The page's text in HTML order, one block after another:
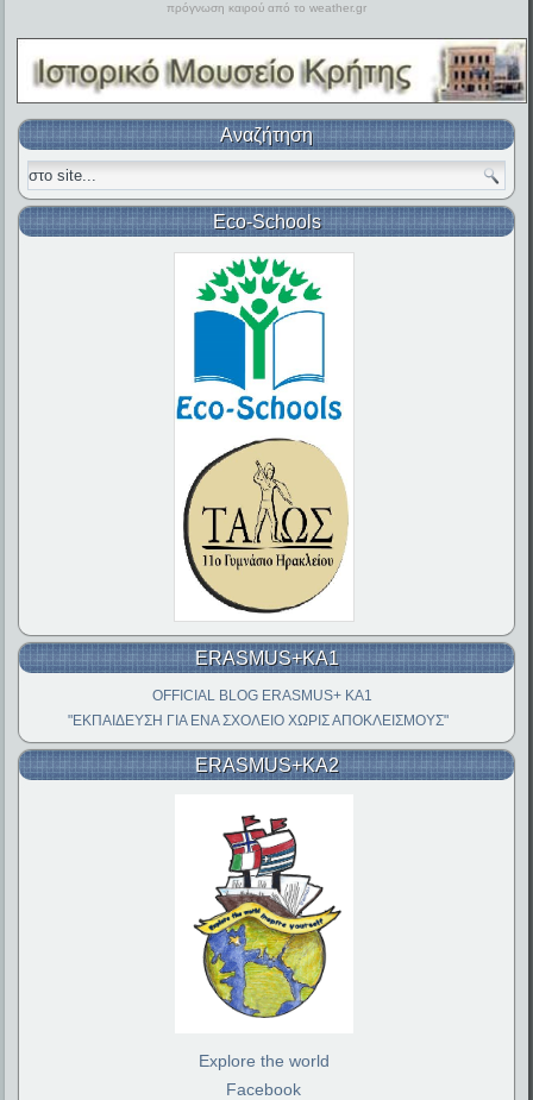
πρόγνωση καιρού από το weather.gr
Αναζήτηση
Eco-Schools
ERASMUS+KA1
OFFICIAL BLOG ERASMUS+ KA1
"ΕΚΠΑΙΔΕΥΣΗ ΓΙΑ ΕΝΑ ΣΧΟΛΕΙΟ ΧΩΡΙΣ ΑΠΟΚΛΕΙΣΜΟΥΣ"
ERASMUS+KA2
Explore the world
Facebook